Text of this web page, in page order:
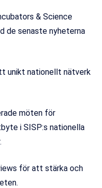
& Science
de senaste nyheterna
unikt nationellt nätverk
möten för
i SISP:s nationella
för att stärka och